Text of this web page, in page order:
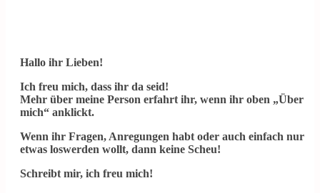
Hallo ihr Lieben!
Ich freu mich, dass ihr da seid!
Mehr über meine Person erfahrt ihr, wenn ihr oben „Über
mich“ anklickt.
Wenn ihr Fragen, Anregungen habt oder auch einfach nur
etwas loswerden wollt, dann keine Scheu!
Schreibt mir, ich freu mich!